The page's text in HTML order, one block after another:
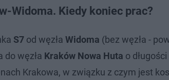
Widoma. Kiedy koniec prac?
S7 od węzła Widoma (bez węzła -
do węzła Kraków Nowa Huta o
Krakowa, w związku z czym jest